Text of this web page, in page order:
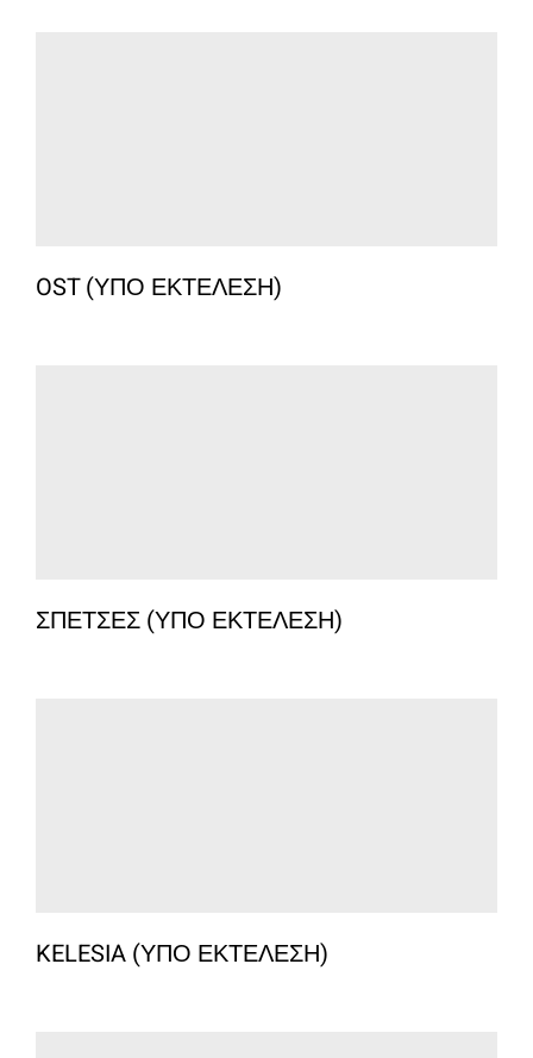
OST (ΥΠΟ ΕΚΤΕΛΕΣΗ)
ΣΠΕΤΣΕΣ (ΥΠΟ ΕΚΤΕΛΕΣΗ)
KELESIA (ΥΠΟ ΕΚΤΕΛΕΣΗ)